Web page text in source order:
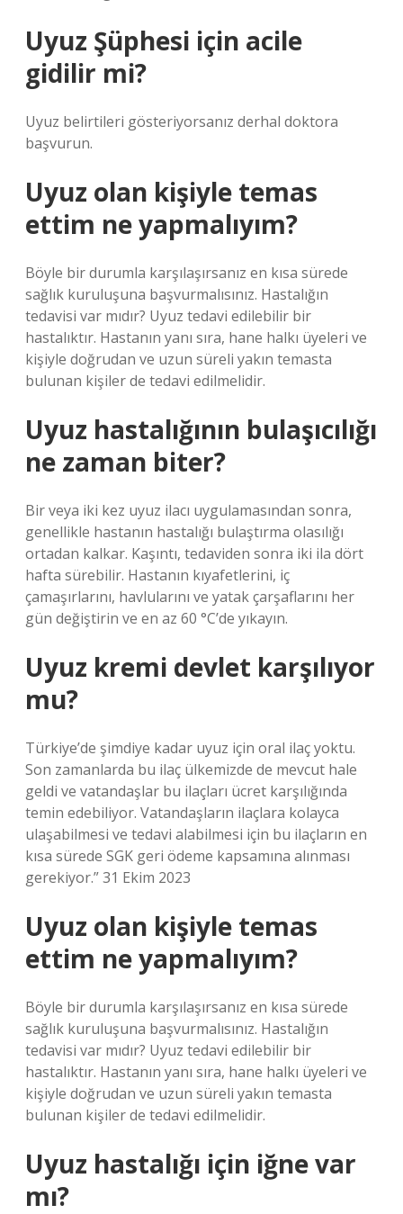
Uyuz Şüphesi için acile
gidilir mi?
Uyuz belirtileri gösteriyorsanız derhal doktora
başvurun.
Uyuz olan kişiyle temas
ettim ne yapmalıyım?
Böyle bir durumla karşılaşırsanız en kısa sürede
sağlık kuruluşuna başvurmalısınız. Hastalığın
tedavisi var mıdır? Uyuz tedavi edilebilir bir
hastalıktır. Hastanın yanı sıra, hane halkı üyeleri ve
kişiyle doğrudan ve uzun süreli yakın temasta
bulunan kişiler de tedavi edilmelidir.
Uyuz hastalığının bulaşıcılığı
ne zaman biter?
Bir veya iki kez uyuz ilacı uygulamasından sonra,
genellikle hastanın hastalığı bulaştırma olasılığı
ortadan kalkar. Kaşıntı, tedaviden sonra iki ila dört
hafta sürebilir. Hastanın kıyafetlerini, iç
çamaşırlarını, havlularını ve yatak çarşaflarını her
gün değiştirin ve en az 60 °C’de yıkayın.
Uyuz kremi devlet karşılıyor
mu?
Türkiye’de şimdiye kadar uyuz için oral ilaç yoktu.
Son zamanlarda bu ilaç ülkemizde de mevcut hale
geldi ve vatandaşlar bu ilaçları ücret karşılığında
temin edebiliyor. Vatandaşların ilaçlara kolayca
ulaşabilmesi ve tedavi alabilmesi için bu ilaçların en
kısa sürede SGK geri ödeme kapsamına alınması
gerekiyor.” 31 Ekim 2023
Uyuz olan kişiyle temas
ettim ne yapmalıyım?
Böyle bir durumla karşılaşırsanız en kısa sürede
sağlık kuruluşuna başvurmalısınız. Hastalığın
tedavisi var mıdır? Uyuz tedavi edilebilir bir
hastalıktır. Hastanın yanı sıra, hane halkı üyeleri ve
kişiyle doğrudan ve uzun süreli yakın temasta
bulunan kişiler de tedavi edilmelidir.
Uyuz hastalığı için iğne var
mı?